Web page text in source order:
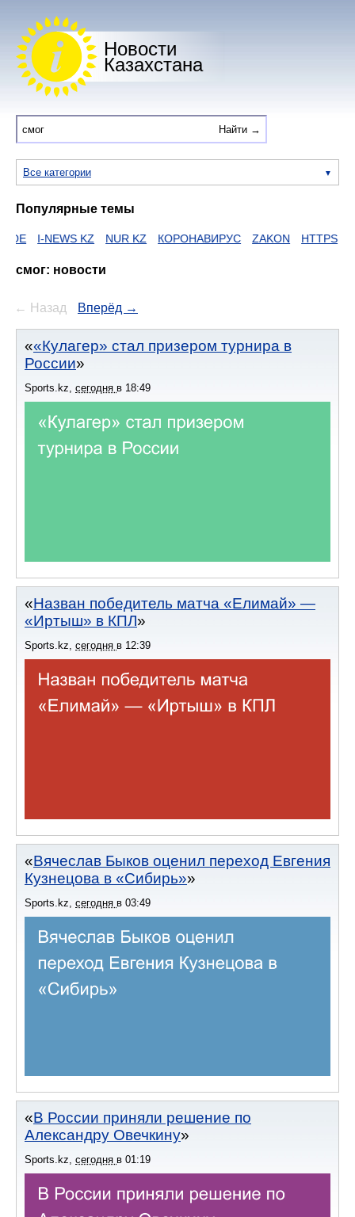
Новости
Казахстана
Все категории
Популярные темы
KZ NUR KZ КОРОНАВИРУС ZAKON HTTPS ЕГОВ
смог: новости
← Назад Вперёд →
«Кулагер» стал призером турнира в
России
Sports.kz, сегодня в 18:49
Назван победитель матча «Елимай» —
«Иртыш» в КПЛ
Sports.kz сегодня в 12:39
Вячеслав Быков оценил переход Евгения
Кузнецова в «Сибирь»
Sports.kz сегодня в 03:49
В России приняли решение по
Александру Овечкину
Sports.kz, сегодня в 01:19